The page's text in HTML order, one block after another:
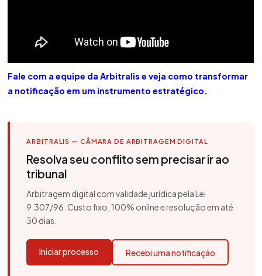
Fale com a equipe da Arbitralis e veja como transformar
a notificação em um instrumento estratégico.
ARBITRALIS — CÂMARA DE ARBITRAGEM DIGITAL
Resolva seu conflito sem precisar ir ao
tribunal
Arbitragem digital com validade jurídica pela Lei
9.307/96. Custo fixo, 100% online e resolução em até
30 dias.
Iniciar processo Recebi uma notificação